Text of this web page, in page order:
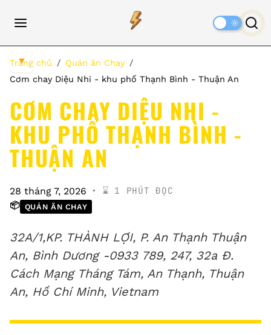
Trang chủ
Quán ăn Chay
Cơm chay Diệu Nhi - khu phố Thạnh Bình - Thuận An
CƠM CHAY DIỆU NHI -
KHU PHỐ THẠNH BÌNH -
THUẬN AN
28 tháng 7, 2026 ⌛️ 1 PHÚT ĐỌC
📦 QUÁN ĂN CHAY
32A/1,KP. THÀNH LỢI, P. An Thạnh Thuận
An, Bình Dương -0933 789, 247, 32a Đ.
Cách Mạng Tháng Tám, An Thạnh, Thuận
An, Hồ Chí Minh, Vietnam
▼